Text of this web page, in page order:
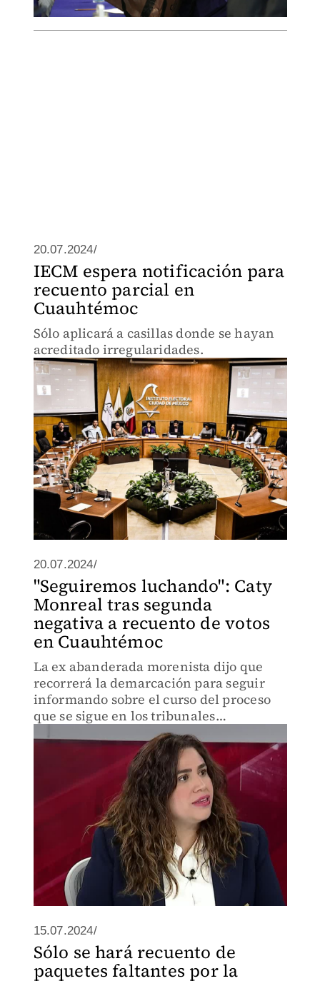
20.07.2024/
IECM espera notificación para
recuento parcial en
Cuauhtémoc
Sólo aplicará a casillas donde se hayan
acreditado irregularidades.
20.07.2024/
"Seguiremos luchando": Caty
Monreal tras segunda
negativa a recuento de votos
en Cuauhtémoc
La ex abanderada morenista dijo que
recorrerá la demarcación para seguir
informando sobre el curso del proceso
que se sigue en los tribunales
15.07.2024/
Sólo se hará recuento de
paquetes faltantes por la